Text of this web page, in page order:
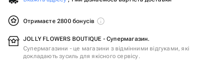
Отримаєте 2800 бонусів
JOLLY FLOWERS BOUTIQUE - Супермагазин.
Супермагазини - це магазини з відмінними відгуками, які
докладають зусиль для якісного сервісу.